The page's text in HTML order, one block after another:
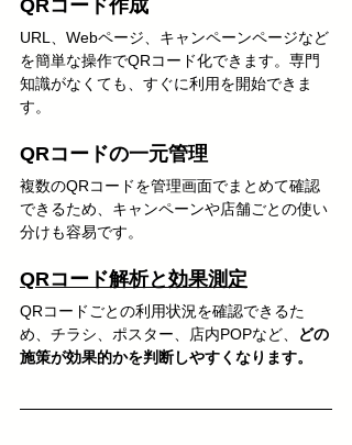
QRコード作成
URL、Webページ、キャンペーンページなど
を簡単な操作でQRコード化できます。専門
知識がなくても、すぐに利用を開始できま
す。
QRコードの一元管理
複数のQRコードを管理画面でまとめて確認
できるため、キャンペーンや店舗ごとの使い
分けも容易です。
QRコード解析と効果測定
QRコードごとの利用状況を確認できるた
め、チラシ、ポスター、店内POPなど、
どの
施策が効果的かを判断しやすくなります。